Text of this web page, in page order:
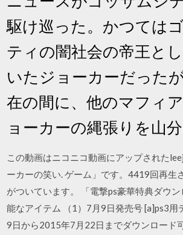
駆け巡った。かつては
ティの闇社会の帝王と
いたジョーカーだった
在の間に、他のマフィ
ョーカーの縄張りを山分
この動画はニコニコ動画にアップされた
ーカーの笑い. ゲーム」です。4419回再生
がついています。 「電撃ps豪華特典ダウ
能なアイテム （1）7月9日発売号 [a]ps3用
9日から2015年7月22日までダウンロード